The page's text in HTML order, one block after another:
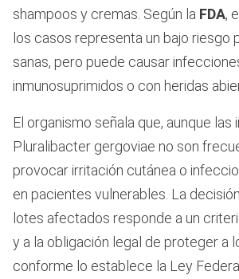
shampoos y cremas. Según la FDA,
los casos representa un bajo riesgo
sanas, pero puede causar
inmunosuprimidos o con heridas
El organismo señala que, aunque
Pluralibacter gergoviae no son
provocar irritación cutánea o
en pacientes vulnerables. La
lotes afectados responde a un
y a la obligación legal de proteger a
conforme lo establece la Ley